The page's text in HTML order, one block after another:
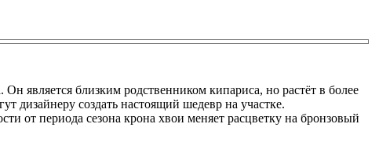
является близким родственником кипариса, но растёт в более
дизайнеру создать настоящий шедевр на участке.
от периода сезона крона хвои меняет расцветку на бронзовый